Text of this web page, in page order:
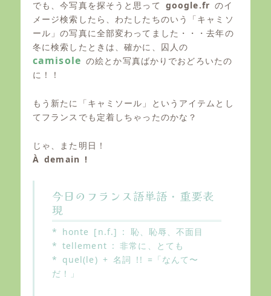
でも、今写真を探そうと思って google.fr のイ
メージ検索したら、わたしたちのいう「キャミソ
ール」の写真に全部変わってました・・・去年の
冬に検索したときは、確かに、囚人の
camisole の絵とか写真ばかりでおどろいたの
に！！
もう新たに「キャミソール」というアイテムとし
てフランスでも定着しちゃったのかな？
じゃ、また明日！
À demain !
今日のフランス語単語・重要表
現
* honte [n.f.] : 恥、恥辱、不面目
* tellement : 非常に、とても
* quel(le) + 名詞 !! =「なんて〜
だ！」